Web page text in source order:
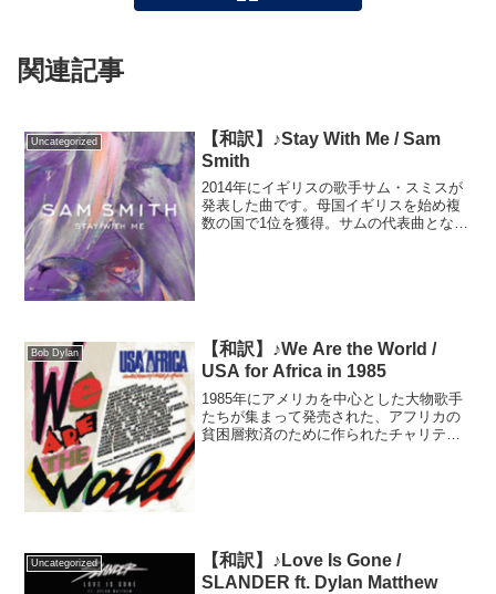
関連記事
Uncategorized
【和訳】♪Stay With Me / Sam
Smith
2014年にイギリスの歌手サム・スミスが
発表した曲です。母国イギリスを始め複
数の国で1位を獲得。サムの代表曲となり
Bob Dylan
【和訳】♪We Are the World /
USA for Africa in 1985
1985年にアメリカを中心とした大物歌手
たちが集まって発売された、アフリカの
貧困層救済のために作られたチャリティ
Uncategorized
【和訳】♪Love Is Gone /
SLANDER ft. Dylan Matthew